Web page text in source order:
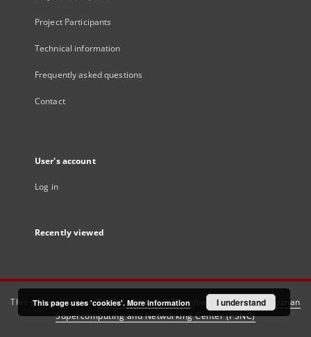
Project Participants
Technical information
Frequently asked questions
Contact
User's account
Log in
Recently viewed
This service runs onDInGO dLibra 6.3.21software created by
Poznan
Supercomputing and Networking Center (PSNC)
This page uses 'cookies'. More information I understand